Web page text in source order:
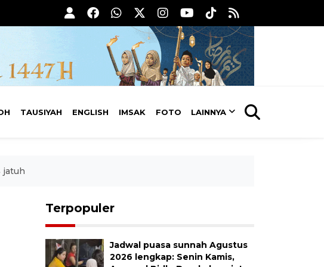
TAUSIYAH ENGLISH IMSAK FOTO LAINNYA
jatuh
Terpopuler
Jadwal puasa sunnah Agustus
2026 lengkap: Senin Kamis,